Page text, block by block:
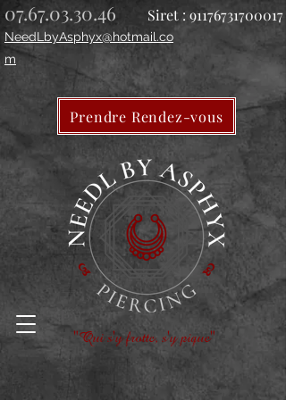
07.67.03.30.46 Siret : 91176731700017
NeedLbyAsphyx@hotmail.co
m
Prendre Rendez-vous
"Qui s'y frotte, s'y pique"